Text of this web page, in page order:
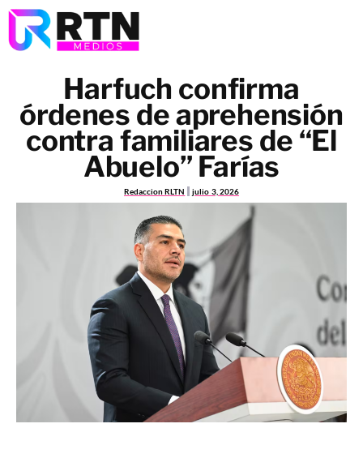
Harfuch confirma
órdenes de aprehensión
contra familiares de “El
Abuelo” Farías
Redaccion RLTN julio 3, 2026